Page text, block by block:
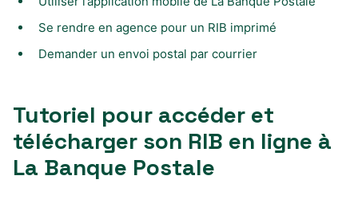
Se rendre en agence pour un RIB imprimé
Demander un envoi postal par courrier
Tutoriel pour accéder et
télécharger son RIB en ligne à
La Banque Postale